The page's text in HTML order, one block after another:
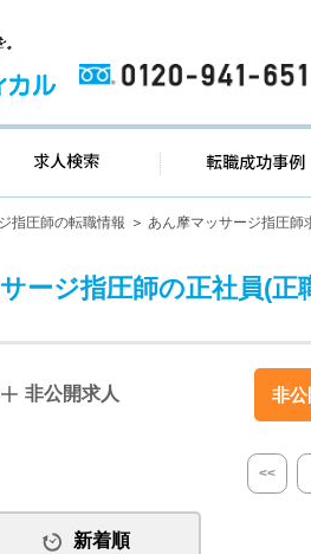
ガイド 求人検索
指圧師の転職情報 あん摩マッサージ指圧師
ージ指圧師の正社員(正
非公開求人 非公
<<
新着順